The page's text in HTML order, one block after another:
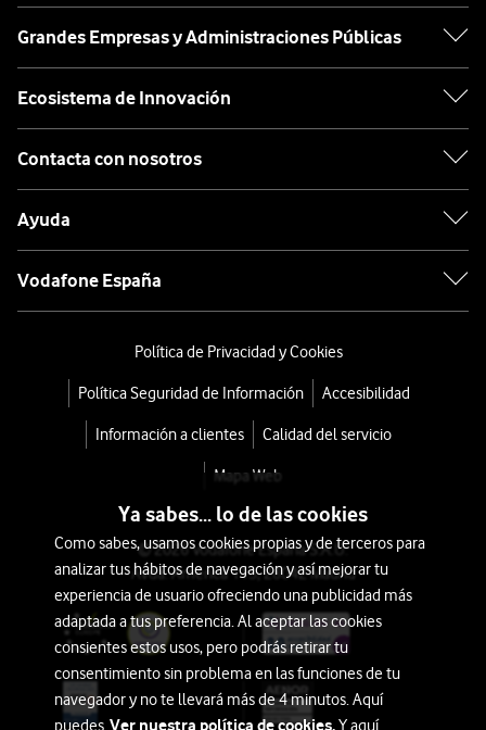
Grandes Empresas y Administraciones Públicas
Ecosistema de Innovación
Contacta con nosotros
Ayuda
Vodafone España
Política de Privacidad y Cookies
Política Seguridad de Información Accesibilidad
Información a clientes Calidad del servicio
Mapa Web
© 2026 Vodafone España S.A.U.
Avda. América 115, 28042 Madrid
Ya sabes... lo de las cookies
Como sabes, usamos cookies propias y de terceros para
analizar tus hábitos de navegación y así mejorar tu
experiencia de usuario ofreciendo una publicidad más
adaptada a tus preferencia. Al aceptar las cookies
consientes estos usos, pero podrás retirar tu
consentimiento sin problema en las funciones de tu
navegador y no te llevará más de 4 minutos. Aquí
puedes Ver nuestra política de cookies.Y aquí